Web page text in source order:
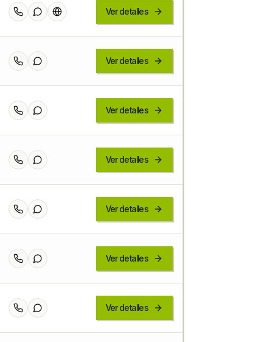
Ver detalles
Ver detalles
Ver detalles
Ver detalles
Ver detalles
Ver detalles
Ver detalles